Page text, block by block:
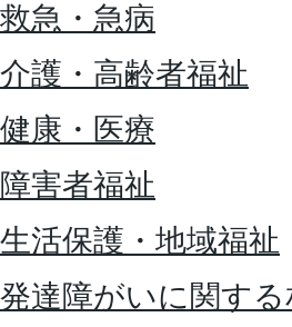
救急・急病
介護・高齢者福祉
健康・医療
障害者福祉
生活保護・地域福祉
発達障がいに関する